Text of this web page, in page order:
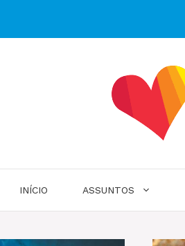
INÍCIO ASSUNTOS